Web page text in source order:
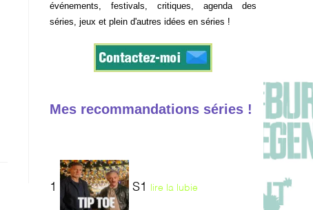
événements, festivals, critiques, agenda des
séries, jeux et plein d'autres idées en séries !
Mes recommandations séries !
1 S1 lire la lubie